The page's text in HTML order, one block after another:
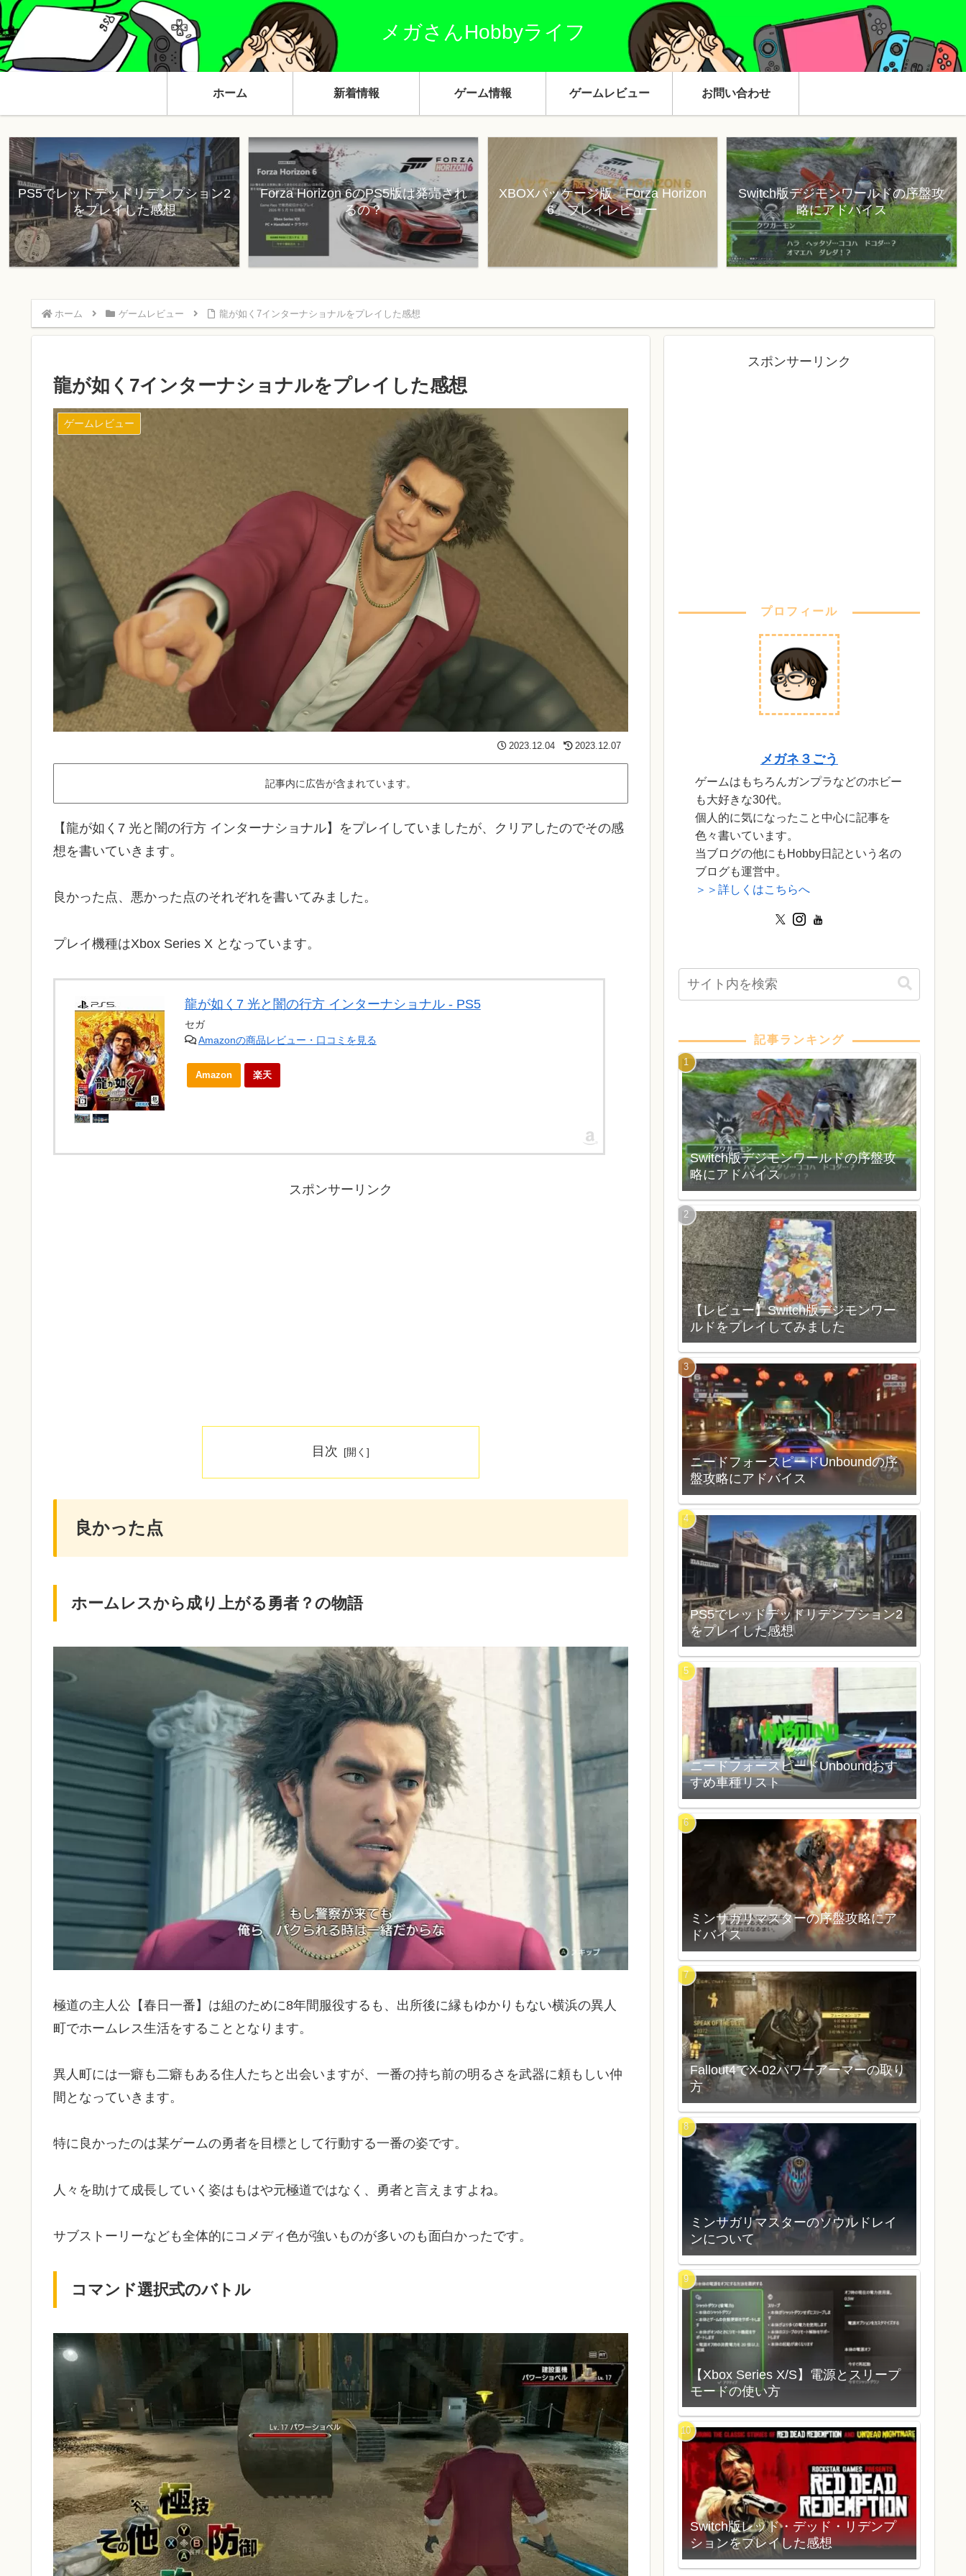
メガさんHobbyライフ
ホーム 新着情報 ゲーム情報 ゲームレビュー お問い合わせ
PS5でレッドデッドリデンプション2
をプレイした感想
Forza Horizon 6のPS5版は発売され
るの？
XBOXパッケージ版「Forza Horizon
6」プレイレビュー
Switch版デジモンワールドの序盤攻
略にアドバイス
ホーム ゲームレビュー 龍が如く7インターナショナルをプレイした感想
龍が如く7インターナショナルをプレイした感想
ゲームレビュー
2023.12.04 2023.12.07
記事内に広告が含まれています。
【龍が如く7 光と闇の行方 インターナショナル】をプレイしていましたが、クリアしたのでその感
想を書いていきます。
良かった点、悪かった点のそれぞれを書いてみました。
プレイ機種はXbox Series X となっています。
龍が如く7 光と闇の行方 インターナショナル - PS5
セガ
Amazonの商品レビュー・口コミを見る
Amazon 楽天
スポンサーリンク
目次
良かった点
ホームレスから成り上がる勇者？の物語
極道の主人公【春日一番】は組のために8年間服役するも、出所後に縁もゆかりもない横浜の異人
町でホームレス生活をすることとなります。
異人町には一癖も二癖もある住人たちと出会いますが、一番の持ち前の明るさを武器に頼もしい仲
間となっていきます。
特に良かったのは某ゲームの勇者を目標として行動する一番の姿です。
人々を助けて成長していく姿はもはや元極道ではなく、勇者と言えますよね。
サブストーリーなども全体的にコメディ色が強いものが多いのも面白かったです。
コマンド選択式のバトル
スポンサーリンク
プロフィール
メガネ３ごう
ゲームはもちろんガンプラなどのホビー
も大好きな30代。
個人的に気になったこと中心に記事を
色々書いています。
当ブログの他にもHobby日記という名の
ブログも運営中。
＞＞詳しくはこちらへ
記事ランキング
Switch版デジモンワールドの序盤攻
略にアドバイス
【レビュー】Switch版デジモンワー
ルドをプレイしてみました
ニードフォースピードUnboundの序
盤攻略にアドバイス
PS5でレッドデッドリデンプション2
をプレイした感想
ニードフォースピードUnboundおす
すめ車種リスト
ミンサガリマスターの序盤攻略にア
ドバイス
Fallout4でX-02パワーアーマーの取り
方
ミンサガリマスターのソウルドレイ
ンについて
【Xbox Series X/S】電源とスリープ
モードの使い方
Switch版レッド・デッド・リデンプ
ションをプレイした感想